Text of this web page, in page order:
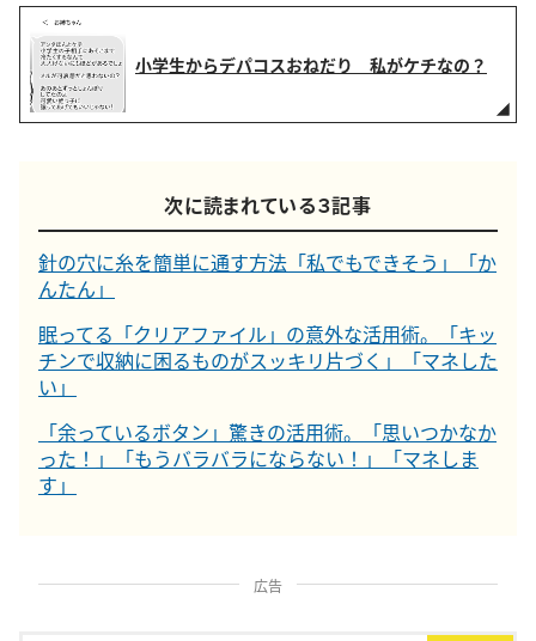
小学生からデパコスおねだり 私がケチなの？
次に読まれている３記事
針の穴に糸を簡単に通す方法「私でもできそう」「か
んたん」
眠ってる「クリアファイル」の意外な活用術。「キッ
チンで収納に困るものがスッキリ片づく」「マネした
い」
「余っているボタン」驚きの活用術。「思いつかなか
った！」「もうバラバラにならない！」「マネしま
す」
広告